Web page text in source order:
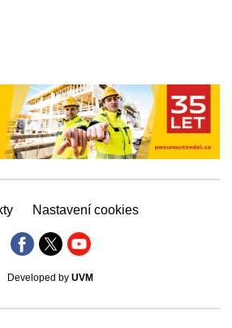
Nastavení cookies
Developed by UVM